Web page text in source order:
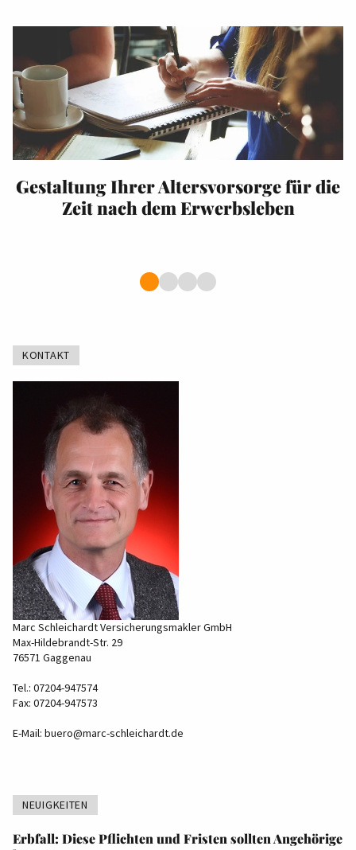
Gestaltung Ihrer Altersvorsorge für die
Zeit nach dem Erwerbsleben
KONTAKT
Marc Schleichardt Versicherungsmakler GmbH
Max-Hildebrandt-Str. 29
76571 Gaggenau
Tel.: 07204-947574
Fax: 07204-947573
E-Mail: buero@marc-schleichardt.de
NEUIGKEITEN
Erbfall: Diese Pflichten und Fristen sollten Angehörige